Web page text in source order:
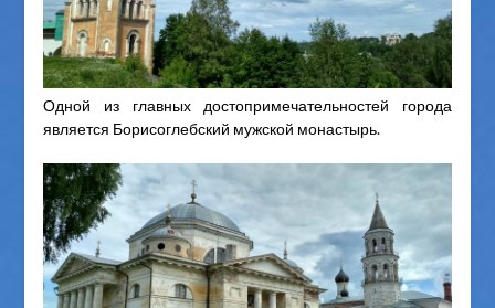
Одной из главных достопримечательностей города
является Борисоглебский мужской монастырь.